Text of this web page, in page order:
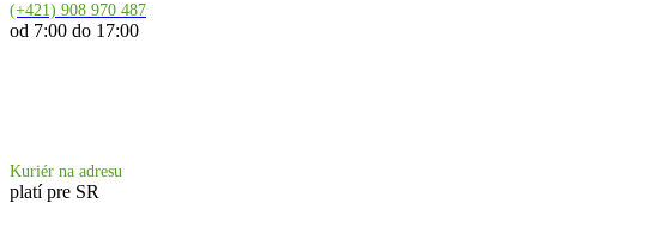
(+421) 908 970 487
od 7:00 do 17:00
Kuriér na adresu
platí pre SR